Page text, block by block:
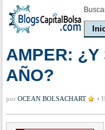
AMPER: ¿Y
AÑO?
por OCEAN BOLSACHART •